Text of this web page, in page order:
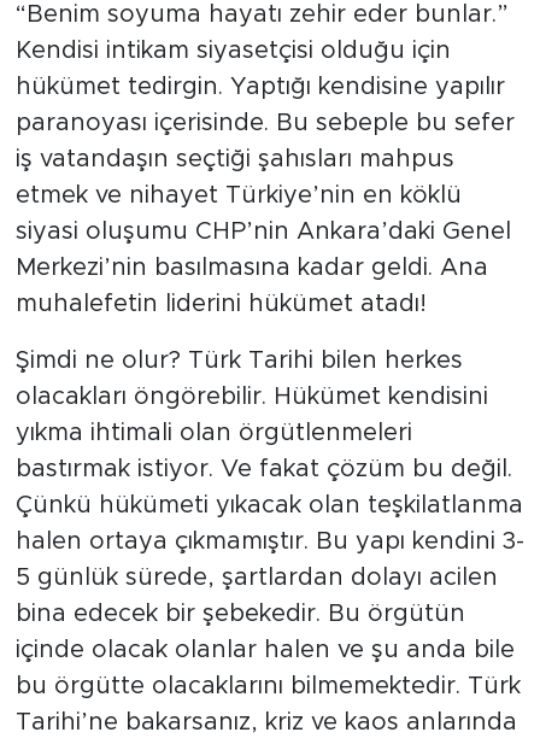
“Benim soyuma hayatı zehir eder bunlar.”
Kendisi intikam siyasetçisi olduğu için
hükümet tedirgin. Yaptığı kendisine yapılır
paranoyası içerisinde. Bu sebeple bu sefer
iş vatandaşın seçtiği şahısları mahpus
etmek ve nihayet Türkiye’nin en köklü
siyasi oluşumu CHP’nin Ankara’daki Genel
Merkezi’nin basılmasına kadar geldi. Ana
muhalefetin liderini hükümet atadı!
Şimdi ne olur? Türk Tarihi bilen herkes
olacakları öngörebilir. Hükümet kendisini
yıkma ihtimali olan örgütlenmeleri
bastırmak istiyor. Ve fakat çözüm bu değil.
Çünkü hükümeti yıkacak olan teşkilatlanma
halen ortaya çıkmamıştır. Bu yapı kendini 3-
5 günlük sürede, şartlardan dolayı acilen
bina edecek bir şebekedir. Bu örgütün
içinde olacak olanlar halen ve şu anda bile
bu örgütte olacaklarını bilmemektedir. Türk
Tarihi’ne bakarsanız, kriz ve kaos anlarında